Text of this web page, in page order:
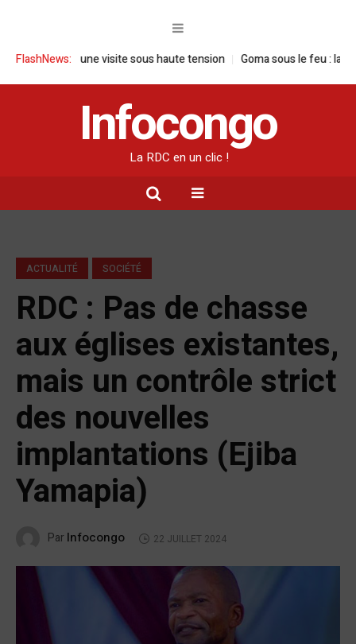
FlashNews:
: une visite sous haute tension Goma sous le feu : la situation
Infocongo
La RDC en un clic !
ACTUALITÉ SOCIÉTÉ
RDC : Pas de chasse
aux églises existantes,
mais un contrôle strict
des nouvelles
implantations (Ejiba
Yamapia)
Par Infocongo 22 JUILLET 2024